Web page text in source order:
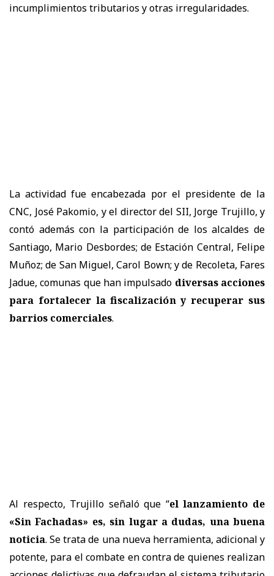
incumplimientos tributarios y otras irregularidades.
La actividad fue encabezada por el presidente de la
CNC, José Pakomio, y el director del SII, Jorge Trujillo, y
contó además con la participación de los alcaldes de
Santiago, Mario Desbordes; de Estación Central, Felipe
Muñoz; de San Miguel, Carol Bown; y de Recoleta, Fares
Jadue, comunas que han impulsado diversas acciones
para fortalecer la fiscalización y recuperar sus
barrios comerciales.
Al respecto, Trujillo señaló que “el lanzamiento de
«Sin Fachadas» es, sin lugar a dudas, una buena
noticia. Se trata de una nueva herramienta, adicional y
potente, para el combate en contra de quienes realizan